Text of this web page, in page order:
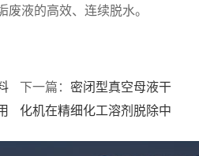
废液的高效、连续脱水。
下一篇： 密闭型真空母液干
化机在精细化工溶剂脱除中